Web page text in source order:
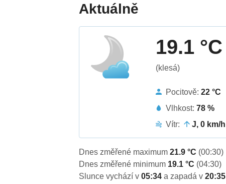
Aktuálně
19.1 °C
(klesá)
Pocitově:22 °C
Vlhkost:78 %
Vítr:
J, 0 km/h
Dnes změřené maximum21.9 °C (00:30)
Dnes změřené minimum 19.1 °C (04:30)
Slunce vychází v05:34a zapadá v20:35